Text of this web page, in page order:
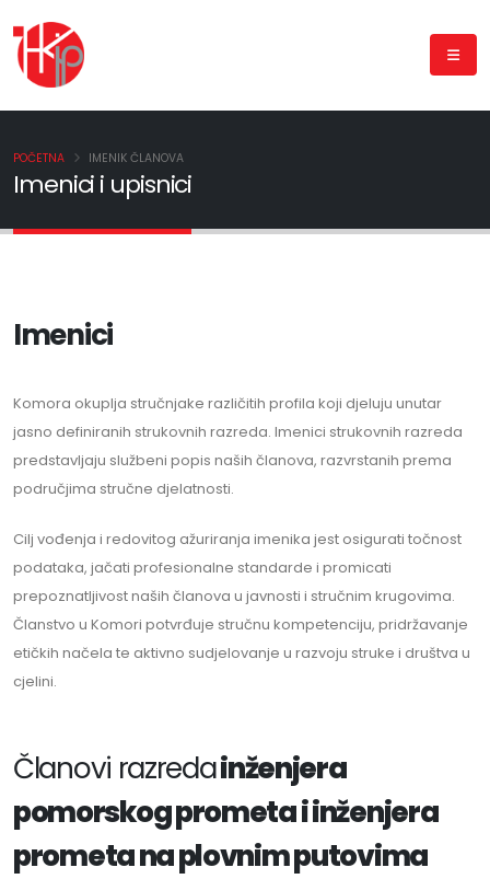
Imenici i upisnici
POČETNA IMENIK ČLANOVA
Imenici
Komora okuplja stručnjake različitih profila koji djeluju unutar
jasno definiranih strukovnih razreda. Imenici strukovnih razreda
predstavljaju službeni popis naših članova, razvrstanih prema
područjima stručne djelatnosti.
Cilj vođenja i redovitog ažuriranja imenika jest osigurati točnost
podataka, jačati profesionalne standarde i promicati
prepoznatljivost naših članova u javnosti i stručnim krugovima.
Članstvo u Komori potvrđuje stručnu kompetenciju, pridržavanje
etičkih načela te aktivno sudjelovanje u razvoju struke i društva u
cjelini.
Članovi razredainženjera
pomorskog prometa i inženjera
prometa na plovnim putovima